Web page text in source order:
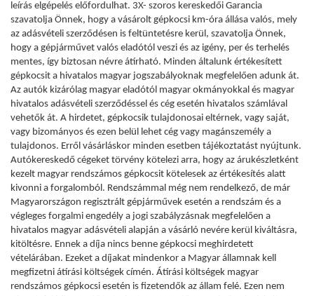
leírás elgépelés előfordulhat. 3X- szoros kereskedői Garancia
szavatolja Önnek, hogy a vásárolt gépkocsi km-óra állása valós, mely
az adásvételi szerződésen is feltüntetésre kerül, szavatolja Önnek,
hogy a gépjárművet valós eladótól veszi és az igény, per és terhelés
mentes, így biztosan névre átírható. Minden általunk értékesített
gépkocsit a hivatalos magyar jogszabályoknak megfelelően adunk át.
Az autók kizárólag magyar eladótól magyar okmányokkal és magyar
hivatalos adásvételi szerződéssel és cég esetén hivatalos számlával
vehetők át. A hirdetet, gépkocsik tulajdonosai eltérnek, vagy saját,
vagy bizományos és ezen belül lehet cég vagy magánszemély a
tulajdonos. Erről vásárláskor minden esetben tájékoztatást nyújtunk.
Autókereskedő cégeket törvény kötelezi arra, hogy az árukészletként
kezelt magyar rendszámos gépkocsit kötelesek az értékesítés alatt
kivonni a forgalomból. Rendszámmal még nem rendelkező, de már
Magyarországon regisztrált gépjárművek esetén a rendszám és a
végleges forgalmi engedély a jogi szabályzásnak megfelelően a
hivatalos magyar adásvételi alapján a vásárló nevére kerül kiváltásra,
kitöltésre. Ennek a díja nincs benne gépkocsi meghirdetett
vételárában. Ezeket a díjakat mindenkor a Magyar államnak kell
megfizetni átírási költségek címén. Átírási költségek magyar
rendszámos gépkocsi esetén is fizetendők az állam felé. Ezen nem